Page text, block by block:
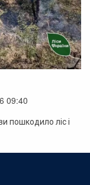
09:40
пошкодило ліс і